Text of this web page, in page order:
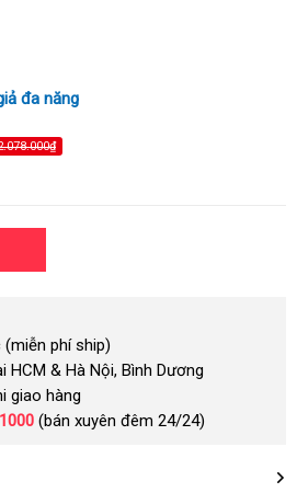
đa năng
phí ship)
HCM & Hà Nội, Bình Dương
giao hàng
(bán xuyên đêm 24/24)